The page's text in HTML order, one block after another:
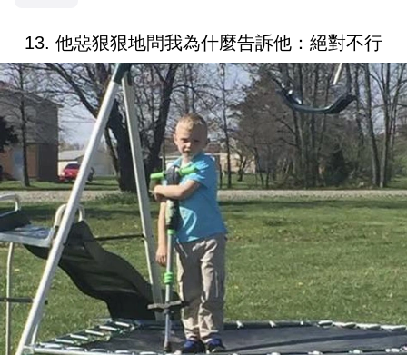
13. 他惡狠狠地問我為什麼告訴他：絕對不行